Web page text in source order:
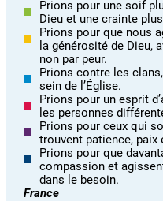
Prions pour une soif
Dieu et une crainte
Prions pour que nous
la générosité de Dieu,
non par peur.
Prions contre les
sein de l’Église.
Prions pour un esprit
les personnes
Prions pour ceux qui
trouvent patience,
Prions pour que
compassion et
dans le besoin.
France